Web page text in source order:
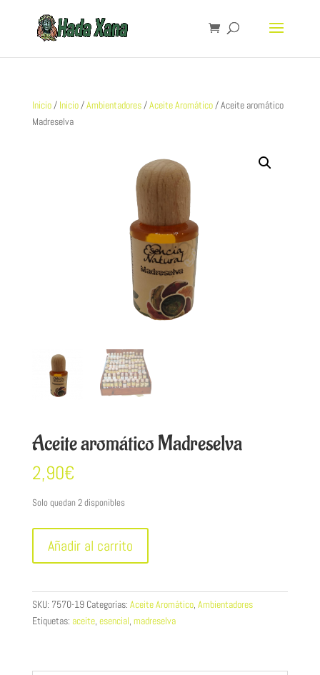
Inicio/ Inicio/Ambientadores/Aceite Aromático/ Aceite aromático
Madreselva
Aceite aromático Madreselva
2,90€
Solo quedan 2 disponibles
aromático
Madreselva
Añadir al carrito
SKU: 7570-19 Categorías: Aceite Aromático, Ambientadores
Etiquetas: aceite, esencial, madreselva